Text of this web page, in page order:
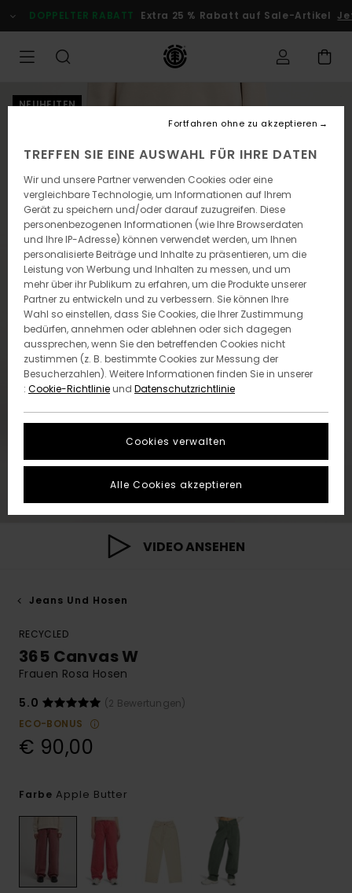
zur
Produktinformation
DOPPELTER RABATT Extra 25 % Rabatt auf Sale-Artikel
NEUHEITEN
VIDEO ANSEHEN
Jeans Und Hosen
RECYCLED
365 Canvas W
Frauen Rosa Hosen
5.0
(2 Bewertungen)
ECO-BONUS
€ 90,00
Farbe Apple Butter
TREFFEN SIE EINE AUSWAHL FÜR IHRE DATEN
Wir und unsere Partner verwenden Cookies oder eine
vergleichbare Technologie, um Informationen auf Ihrem
Gerät zu speichern und/oder darauf zuzugreifen. Diese
personenbezogenen Informationen (wie Ihre Browserdaten
und Ihre IP-Adresse) können verwendet werden, um Ihnen
personalisierte Beiträge und Inhalte zu präsentieren, um die
Leistung von Werbung und Inhalten zu messen, und um
mehr über ihr Publikum zu erfahren, um die Produkte unserer
Partner zu entwickeln und zu verbessern. Sie können Ihre
Wahl so einstellen, dass Sie Cookies, die Ihrer Zustimmung
bedürfen, annehmen oder ablehnen oder sich dagegen
aussprechen, wenn Sie den betreffenden Cookies nicht
zustimmen (z. B. bestimmte Cookies zur Messung der
Besucherzahlen). Weitere Informationen finden Sie in unserer
: Cookie-Richtlinieund Datenschutzrichtlinie
Cookies verwalten
Fortfahren ohne zu akzeptieren
Alle Cookies akzeptieren